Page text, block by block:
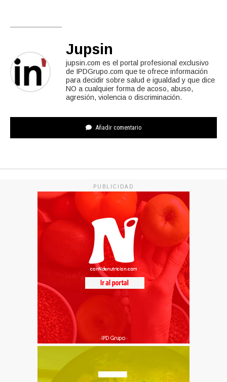
Jupsin
jupsin.com es el portal profesional exclusivo
de IPDGrupo.com que te ofrece información
para decidir sobre salud e igualdad y que dice
NO a cualquier forma de acoso, abuso,
agresión, violencia o discriminación.
Añadir comentario
PUBLICIDAD